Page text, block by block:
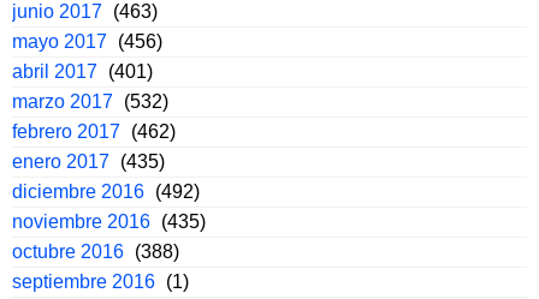
junio 2017 (463)
mayo 2017 (456)
abril 2017 (401)
marzo 2017 (532)
febrero 2017 (462)
enero 2017 (435)
diciembre 2016 (492)
noviembre 2016 (435)
octubre 2016 (388)
septiembre 2016 (1)